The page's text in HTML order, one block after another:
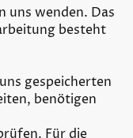
uns wenden. Das
besteht
gespeicherten
benötigen
Für die